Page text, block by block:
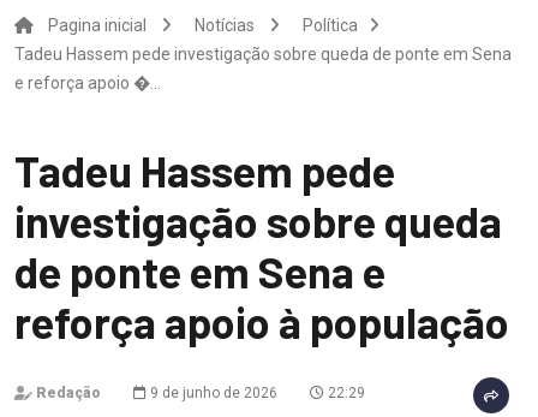
Pagina inicial Notícias
Política
Tadeu Hassem pede investigação sobre queda de ponte em Sena
e reforça apoio �...
Tadeu Hassem pede
investigação sobre queda
de ponte em Sena e
reforça apoio à população
Redação 9 de junho de 2026 22:29